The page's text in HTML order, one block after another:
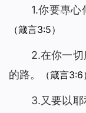
1.你要專心
（箴言3:5）
2.在你一
的路。
（箴言3:6）
3.又要以